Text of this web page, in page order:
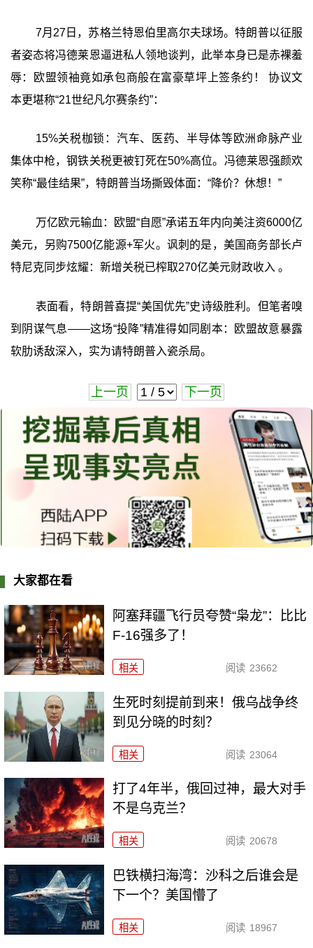
7月27日，苏格兰特恩伯里高尔夫球场。特朗普以征服
者姿态将冯德莱恩逼进私人领地谈判，此举本身已是赤裸羞
辱：欧盟领袖竟如承包商般在富豪草坪上签条约！ 协议文
本更堪称“21世纪凡尔赛条约”：
15%关税枷锁：汽车、医药、半导体等欧洲命脉产业
集体中枪，钢铁关税更被钉死在50%高位。冯德莱恩强颜欢
笑称“最佳结果”，特朗普当场撕毁体面：“降价？休想！”
万亿欧元输血：欧盟“自愿”承诺五年内向美注资6000亿
美元，另购7500亿能源+军火。讽刺的是，美国商务部长卢
特尼克同步炫耀：新增关税已榨取270亿美元财政收入 。
表面看，特朗普喜提“美国优先”史诗级胜利。但笔者嗅
到阴谋气息——这场“投降”精准得如同剧本：欧盟故意暴露
软肋诱敌深入，实为请特朗普入瓷杀局。
上一页 下一页
大家都在看
阿塞拜疆飞行员夸赞“枭龙”：比比
F-16强多了！
相关 阅读 23662
生死时刻提前到来！俄乌战争终
到见分晓的时刻？
相关 阅读 23064
打了4年半，俄回过神，最大对手
不是乌克兰？
相关 阅读 20678
巴铁横扫海湾：沙科之后谁会是
下一个？美国懵了
相关 阅读 18967